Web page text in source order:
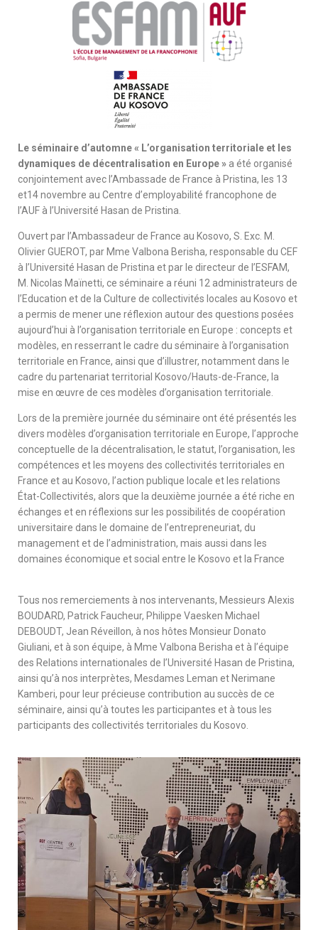
Le séminaire d’automne « L’organisation territoriale et les
dynamiques de décentralisation en Europe » a été organisé
conjointement avec l’Ambassade de France à Pristina, les 13
et14 novembre au Centre d’employabilité francophone de
l’AUF à l’Université Hasan de Pristina.
Ouvert par l’Ambassadeur de France au Kosovo, S. Exc. M.
Olivier GUEROT, par Mme Valbona Berisha, responsable du CEF
à l’Université Hasan de Pristina et par le directeur de l’ESFAM,
M. Nicolas Maïnetti, ce séminaire a réuni 12 administrateurs de
l’Education et de la Culture de collectivités locales au Kosovo et
a permis de mener une réflexion autour des questions posées
aujourd’hui à l’organisation territoriale en Europe : concepts et
modèles, en resserrant le cadre du séminaire à l’organisation
territoriale en France, ainsi que d’illustrer, notamment dans le
cadre du partenariat territorial Kosovo/Hauts-de-France, la
mise en œuvre de ces modèles d’organisation territoriale.
Lors de la première journée du séminaire ont été présentés les
divers modèles d’organisation territoriale en Europe, l’approche
conceptuelle de la décentralisation, le statut, l’organisation, les
compétences et les moyens des collectivités territoriales en
France et au Kosovo, l’action publique locale et les relations
État-Collectivités, alors que la deuxième journée a été riche en
échanges et en réflexions sur les possibilités de coopération
universitaire dans le domaine de l’entrepreneuriat, du
management et de l’administration, mais aussi dans les
domaines économique et social entre le Kosovo et la France
Tous nos remerciements à nos intervenants, Messieurs Alexis
BOUDARD, Patrick Faucheur, Philippe Vaesken Michael
DEBOUDT, Jean Réveillon, à nos hôtes Monsieur Donato
Giuliani, et à son équipe, à Mme Valbona Berisha et à l’équipe
des Relations internationales de l’Université Hasan de Pristina,
ainsi qu’à nos interprètes, Mesdames Leman et Nerimane
Kamberi, pour leur précieuse contribution au succès de ce
séminaire, ainsi qu’à toutes les participantes et à tous les
participants des collectivités territoriales du Kosovo.